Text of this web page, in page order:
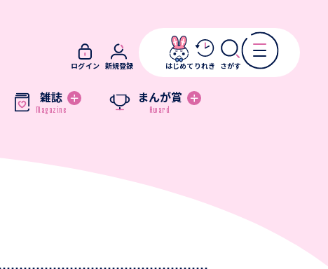
雑誌 まんが賞
ログイン 新規登録 はじめて りれき さがす